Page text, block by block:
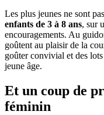
Les plus jeunes ne sont
enfants de 3 à 8 ans, sur
encouragements. Au
goûtent au plaisir de la
goûter convivial et des
jeune âge.
Et un coup de
féminin